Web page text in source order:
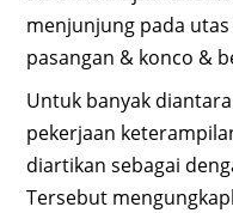
menjunjung pada
pasangan & konco &
Untuk banyak
pekerjaan
diartikan sebagai
Tersebut